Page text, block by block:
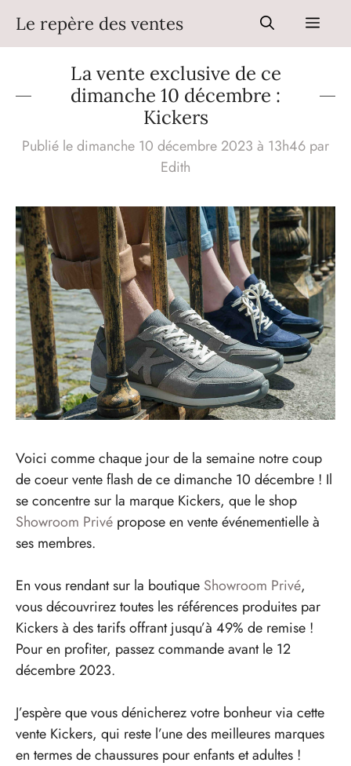
contenu
Le repère des ventes Menu
La vente exclusive de ce
dimanche 10 décembre :
Kickers
Publié le dimanche 10 décembre 2023 à 13h46 par
Edith
Voici comme chaque jour de la semaine notre coup
de coeur vente flash de ce dimanche 10 décembre ! Il
se concentre sur la marque Kickers, que le shop
Showroom Privé propose en vente événementielle à
ses membres.
En vous rendant sur la boutique Showroom Privé,
vous découvrirez toutes les références produites par
Kickers à des tarifs offrant jusqu’à 49% de remise !
Pour en profiter, passez commande avant le 12
décembre 2023.
J’espère que vous dénicherez votre bonheur via cette
vente Kickers, qui reste l’une des meilleures marques
en termes de chaussures pour enfants et adultes !